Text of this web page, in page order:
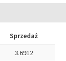
Sprzedaż
3.6912